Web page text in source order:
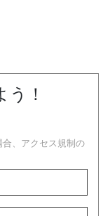
！
合、アクセス規制の